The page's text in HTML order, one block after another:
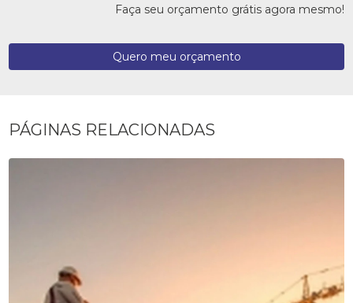
Faça seu orçamento grátis agora mesmo!
Quero meu orçamento
PÁGINAS RELACIONADAS